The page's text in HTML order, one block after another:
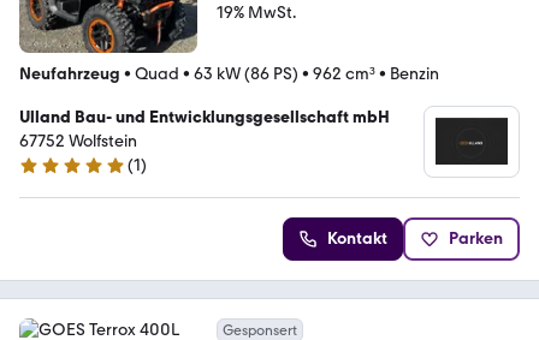
19% MwSt.
Neufahrzeug • Quad • 63 kW (86 PS) • 962 cm³• Benzin
Ulland Bau- und Entwicklungsgesellschaft mbH
67752 Wolfstein
5 Sterne
(1)
Kontakt Parken
Gesponsert